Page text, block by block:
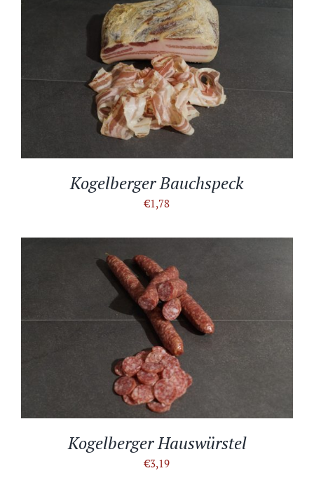
IN DEN WARENKORB / DETAILS
Kogelberger Bauchspeck
€1,78
IN DEN WARENKORB / DETAILS
Kogelberger Hauswürstel
€3,19